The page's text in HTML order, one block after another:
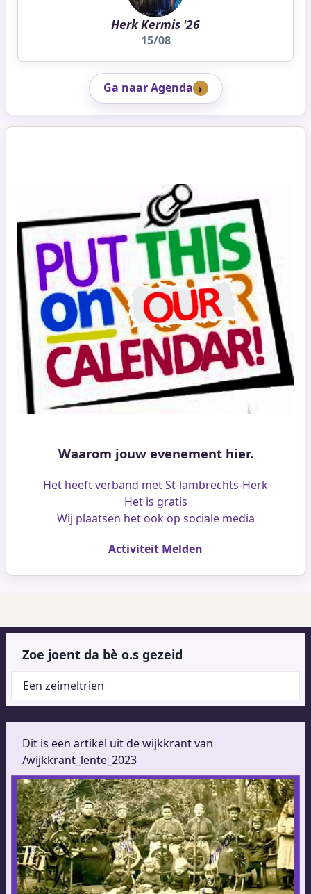
Herk Kermis '26
15/08
Ga naar Agenda
Waarom jouw evenement hier.
Het heeft verband met St-lambrechts-Herk
Het is gratis
Wij plaatsen het ook op sociale media
Activiteit Melden
Zoe joent da bè o.s gezeid
Een zeimeltrien
Dit is een artikel uit de wijkkrant van
/wijkkrant_lente_2023